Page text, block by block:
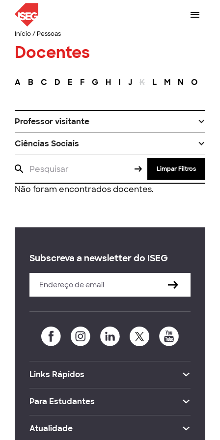
Início/ Pessoas
Docentes
A B C D E F G H I J K L M N O
Professor visitante
Ciências Sociais
Limpar Filtros
Não foram encontrados docentes.
Subscreva a newsletter do ISEG
Links Rápidos
Para Estudantes
Atualidade